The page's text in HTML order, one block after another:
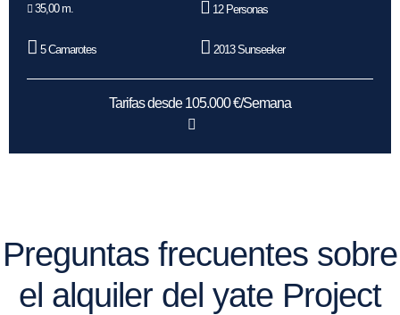
35,00 m. 12 Personas
5 Camarotes 2013 Sunseeker
Tarifas desde 105.000 €/Semana
Preguntas frecuentes sobre
el alquiler del yate Project